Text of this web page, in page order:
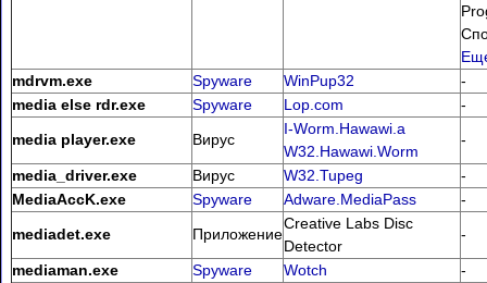
mdrvm.exe
Spyware WinPup32
-
media else rdr.exe
Spyware Lop.com
-
media player.exe
Вирус
I-Worm.Hawawi.a
W32.Hawawi.Worm
-
media_driver.exe Вирус W32.Tupeg
-
MediaAccK.exe
Spyware Adware.MediaPass
-
mediadet.exe
Приложение
Creative Labs Disc
Detector
-
mediaman.exe Spyware Wotch
-